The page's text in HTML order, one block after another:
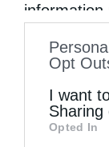
information
to your
of
Opt
I want
Sharing
Opted In